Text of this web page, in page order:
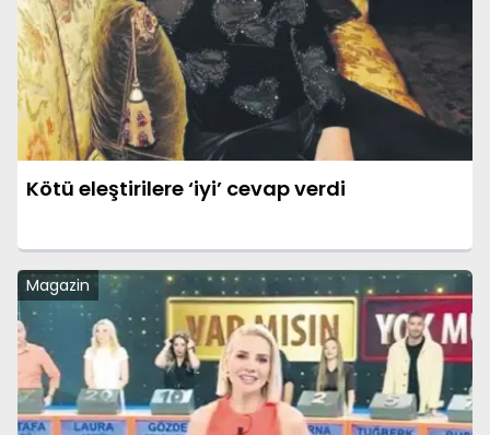
Kötü eleştirilere ‘iyi’ cevap verdi
Magazin